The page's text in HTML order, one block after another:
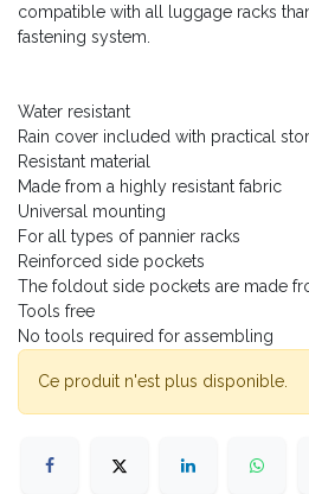
compatible with all luggage racks
fastening system.
Water resistant
Rain cover included with practical
Resistant material
Made from a highly resistant fabric
Universal mounting
For all types of pannier racks
Reinforced side pockets
The foldout side pockets are made
Tools free
No tools required for assembling
Ce produit n'est plus disponible.